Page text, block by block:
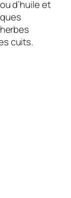
d’huile et
cuits.